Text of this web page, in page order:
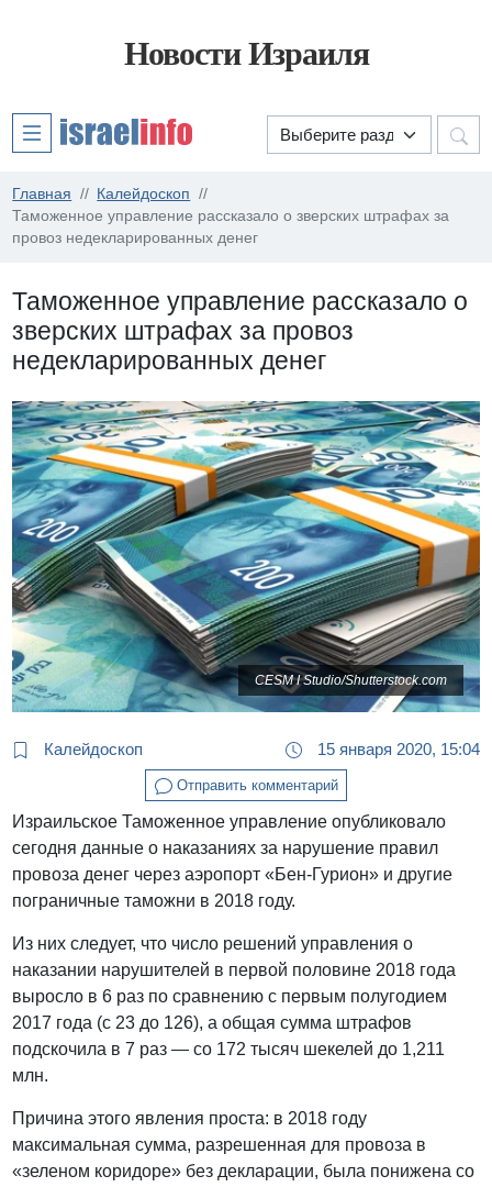
Новости Израиля
Главная
Калейдоскоп
Таможенное управление рассказало о зверских штрафах за
провоз недекларированных денег
Таможенное управление рассказало о
зверских штрафах за провоз
недекларированных денег
CESM I Studio/Shutterstock.com
Калейдоскоп 15 января 2020, 15:04
Отправить комментарий
Израильское Таможенное управление опубликовало
сегодня данные о наказаниях за нарушение правил
провоза денег через аэропорт «Бен-Гурион» и другие
пограничные таможни в 2018 году.
Из них следует, что число решений управления о
наказании нарушителей в первой половине 2018 года
выросло в 6 раз по сравнению с первым полугодием
2017 года (с 23 до 126), а общая сумма штрафов
подскочила в 7 раз — со 172 тысяч шекелей до 1,211
млн.
Причина этого явления проста: в 2018 году
максимальная сумма, разрешенная для провоза в
«зеленом коридоре» без декларации, была понижена со